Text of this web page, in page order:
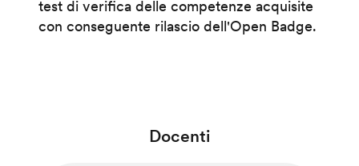
test di verifica delle competenze acquisite
con conseguente rilascio dell'Open Badge.
Docenti